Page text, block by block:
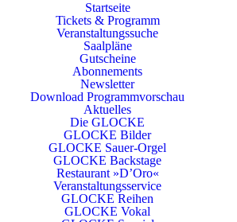
Startseite
Tickets & Programm
Veranstaltungssuche
Saalpläne
Gutscheine
Abonnements
Newsletter
Download Programmvorschau
Aktuelles
Die GLOCKE
GLOCKE Bilder
GLOCKE Sauer-Orgel
GLOCKE Backstage
Restaurant »D’Oro«
Veranstaltungsservice
GLOCKE Reihen
GLOCKE Vokal